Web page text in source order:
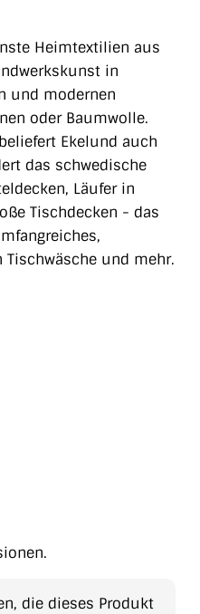
Heimtextilien aus
in
und modernen
oder Baumwolle.
Ekelund auch
das schwedische
Läufer in
Tischdecken - das
und mehr.
die dieses Produkt